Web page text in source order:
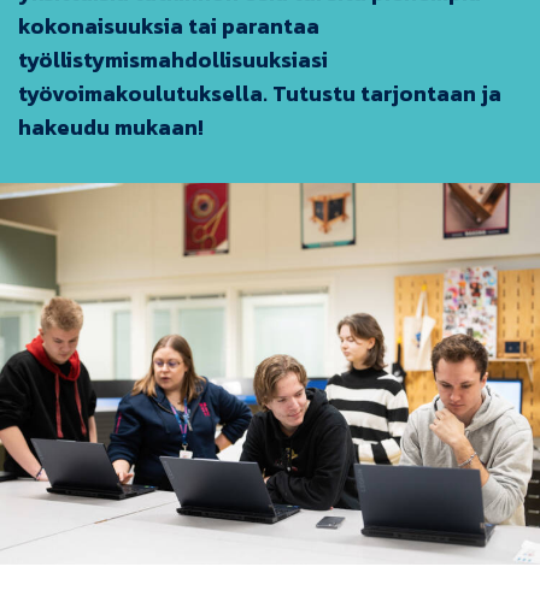
kokonaisuuksia tai parantaa
työllistymismahdollisuuksiasi
työvoimakoulutuksella. Tutustu tarjontaan ja
hakeudu mukaan!